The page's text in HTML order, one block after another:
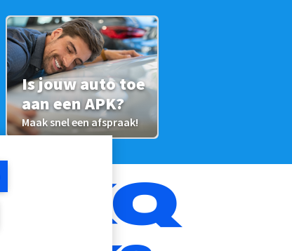
Is jouw auto toe
aan een APK?
Maak snel een afspraak!